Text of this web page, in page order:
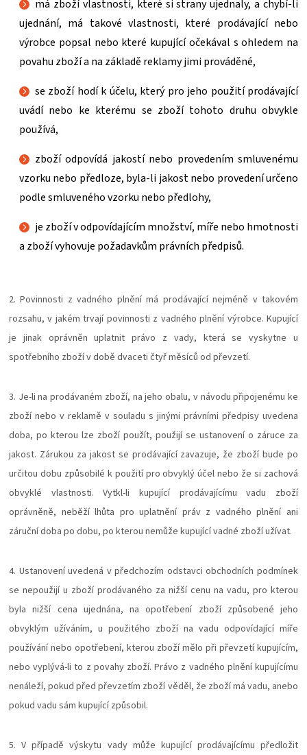
má zboží vlastnosti, které si strany ujednaly, a chybí-li
ujednání, má takové vlastnosti, které prodávající nebo
výrobce popsal nebo které kupující očekával s ohledem na
povahu zboží a na základě reklamy jimi prováděné,
se zboží hodí k účelu, který pro jeho použití prodávající
uvádí nebo ke kterému se zboží tohoto druhu obvykle
používá,
zboží odpovídá jakostí nebo provedením smluvenému
vzorku nebo předloze, byla-li jakost nebo provedení určeno
podle smluveného vzorku nebo předlohy,
je zboží v odpovídajícím množství, míře nebo hmotnosti
a zboží vyhovuje požadavkům právních předpisů.
2. Povinnosti z vadného plnění má prodávající nejméně v takovém
rozsahu, v jakém trvají povinnosti z vadného plnění výrobce. Kupující
je jinak oprávněn uplatnit právo z vady, která se vyskytne u
spotřebního zboží v době dvaceti čtyř měsíců od převzetí.
3. Je-li na prodávaném zboží, na jeho obalu, v návodu připojenému ke
zboží nebo v reklamě v souladu s jinými právními předpisy uvedena
doba, po kterou lze zboží použít, použijí se ustanovení o záruce za
jakost. Zárukou za jakost se prodávající zavazuje, že zboží bude po
určitou dobu způsobilé k použití pro obvyklý účel nebo že si zachová
obvyklé vlastnosti. Vytkl-li kupující prodávajícímu vadu zboží
oprávněně, neběží lhůta pro uplatnění práv z vadného plnění ani
záruční doba po dobu, po kterou nemůže kupující vadné zboží užívat.
4. Ustanovení uvedená v předchozím odstavci obchodních podmínek
se nepoužijí u zboží prodávaného za nižší cenu na vadu, pro kterou
byla nižší cena ujednána, na opotřebení zboží způsobené jeho
obvyklým užíváním, u použitého zboží na vadu odpovídající míře
používání nebo opotřebení, kterou zboží mělo při převzetí kupujícím,
nebo vyplývá-li to z povahy zboží. Právo z vadného plnění kupujícímu
nenáleží, pokud před převzetím zboží věděl, že zboží má vadu, anebo
pokud vadu sám kupující způsobil.
5. V případě výskytu vady může kupující prodávajícímu předložit